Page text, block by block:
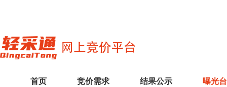
首页 竞价需求 结果公示 曝光台